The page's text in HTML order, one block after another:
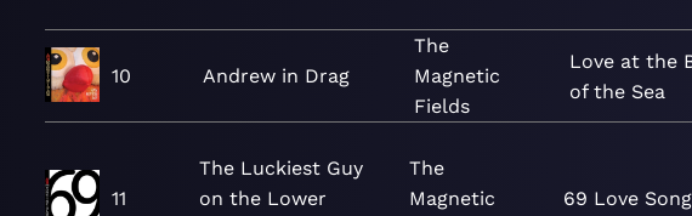
10 Andrew in Drag
The
Magnetic
Fields
Love at the
of the Sea
11
The Luckiest Guy
on the Lower
The
Magnetic
69 Love